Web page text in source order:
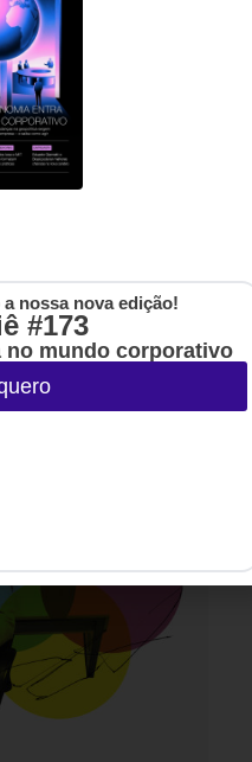
na era da
para conquistar
de
destacam são
interações em
em
nossa nova edição!
#173
no mundo corporativo